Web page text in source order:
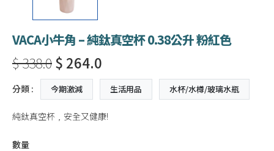
VACA小牛角 – 純鈦真空杯 0.38公升 粉紅色
$ 338.0$ 264.0
分類 : 今期激減 生活用品 水杯/水樽/玻璃水瓶
純鈦真空杯﹐安全又健康!
數量